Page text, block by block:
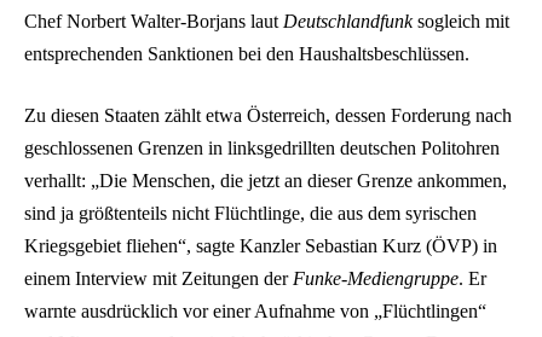
Chef Norbert Walter-Borjans laut Deutschlandfunksogleich mit
entsprechenden Sanktionen bei den Haushaltsbeschlüssen.
Zu diesen Staaten zählt etwa Österreich, dessen Forderung nach
geschlossenen Grenzen in linksgedrillten deutschen Politohren
verhallt: „Die Menschen, die jetzt an dieser Grenze ankommen,
sind ja größtenteils nicht Flüchtlinge, die aus dem syrischen
Kriegsgebiet fliehen“, sagte Kanzler Sebastian Kurz (ÖVP) in
einem Interview mit Zeitungen derFunke-Mediengruppe. Er
warnte ausdrücklich vor einer Aufnahme von „Flüchtlingen“